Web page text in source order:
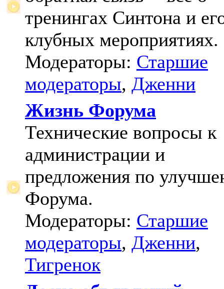
тренингах Синтона и
клубных мероприятиях.
Модераторы: Старшие
модераторы, Дженни
Жизнь Форума
Технические вопросы к
администрации и
предложения по
Форума.
Модераторы: Старшие
модераторы, Дженни,
Тигренок